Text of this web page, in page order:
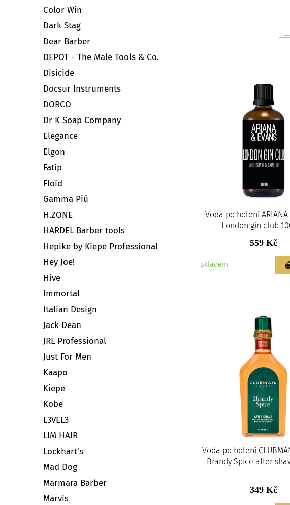
Color Win
Dark Stag
Dear Barber
DEPOT - The Male Tools & Co.
Disicide
Docsur Instruments
DORCO
Dr K Soap Company
Elegance
Elgon
Fatip
Floïd
Gamma Piú
H.ZONE
HARDEL Barber tools
Hepike by Kiepe Professional
Hey Joe!
Hive
Immortal
Italian Design
Jack Dean
JRL Professional
Just For Men
Kaapo
Kiepe
Kobe
L3VEL3
LIM HAIR
Lockhart's
Mad Dog
Marmara Barber
Marvis
Voda po holení ARIANA
London gin club
559 Kč
Skladem
Voda po holení
Brandy Spice after
349 Kč